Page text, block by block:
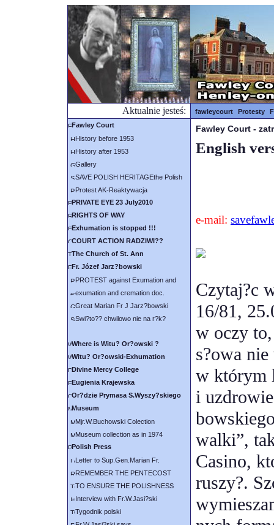
Aktualnie jesteś: fawleycourt Protesty
Fawley Court
History before 1953
History after 1953
Gallery
SAVE POLISH HERITAGEthe Polish
Protest AK-Reaktywacja
PRIVATE EYE 23 July2010
RIGHTS OF WAY
Exhumation is stopped !!!
COURT ACTION RADZIWI??
The Church of St. Ann
Fr. Józef Jarz?bowski
PROTEST against Exumation and
exumation and cremation doc.
Great Marian Fr J Jarz?bowski
Swi?to?? chwilowo nie na r?k?
Where is Witu? Or?owski ?
Witu? Or?owski-Exhumation
Divine Mercy College
Eugienia Krajewska
Or?dzie Prymasa S.Wyszy?skiego
Museum
Mjr.W.Buchowski Colection
Museum collection as in 1974
Polish Press
Letter to Sup.Gen.Marian Fr.
REMEMBER THE PENTECOST
TO ENSURE THE POLISHNESS
Interview with Fr.W.Jasi?ski
Tygodnik polski
Fawley Court -
English
e-mail:
Czytaj?c
16/81,
w oczy
s?owa
w którym
i
walki”,
Casino,
ruszy?.